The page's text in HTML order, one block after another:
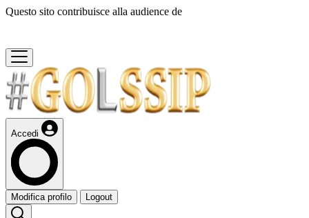
Questo sito contribuisce alla audience de
Accedi
Modifica profilo Logout